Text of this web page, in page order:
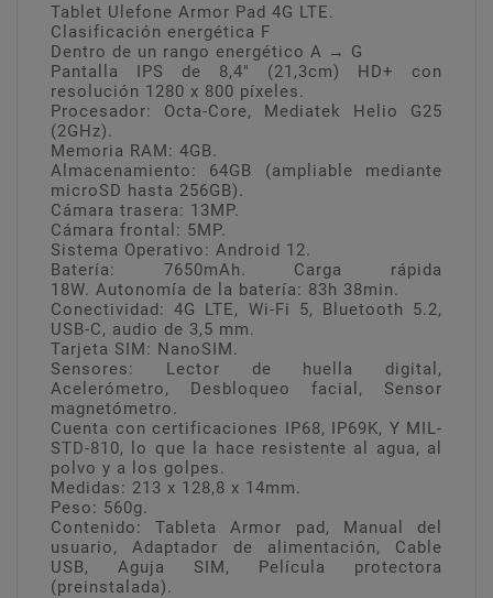
Tablet Ulefone Armor Pad 4G LTE.
Clasificación energética F
Dentro de un rango energético A → G
Pantalla IPS de 8,4" (21,3cm) HD+ con
resolución 1280 x 800 píxeles.
Procesador: Octa-Core, Mediatek Helio G25
(2GHz).
Memoria RAM: 4GB.
Almacenamiento: 64GB (ampliable mediante
microSD hasta 256GB).
Cámara trasera: 13MP.
Cámara frontal: 5MP.
Sistema Operativo: Android 12.
Batería: 7650mAh. Carga rápida
18W. Autonomía de la batería: 83h 38min.
Conectividad: 4G LTE, Wi-Fi 5, Bluetooth 5.2,
USB-C, audio de 3,5 mm.
Tarjeta SIM: NanoSIM.
Sensores: Lector de huella digital,
Acelerómetro, Desbloqueo facial, Sensor
magnetómetro.
Cuenta con certificaciones IP68, IP69K, Y MIL-
STD-810, lo que la hace resistente al agua, al
polvo y a los golpes.
Medidas: 213 x 128,8 x 14mm.
Peso: 560g.
Contenido: Tableta Armor pad, Manual del
usuario, Adaptador de alimentación, Cable
USB, Aguja SIM, Película protectora
(preinstalada).